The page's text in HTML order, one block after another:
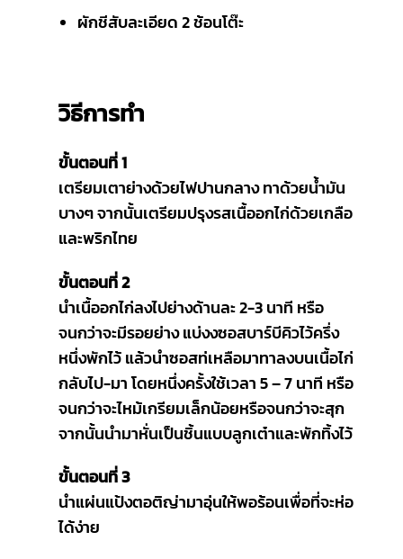
ผักชีสับละเอียด 2 ช้อนโต๊ะ
วิธีการทำ
ขั้นตอนที่ 1
เตรียมเตาย่างด้วยไฟปานกลาง ทาด้วยน้ำมัน
บางๆ จากนั้นเตรียมปรุงรสเนื้ออกไก่ด้วยเกลือ
และพริกไทย
ขั้นตอนที่ 2
นำเนื้ออกไก่ลงไปย่างด้านละ 2-3 นาที หรือ
จนกว่าจะมีรอยย่าง แบ่งงซอสบาร์บีคิวไว้ครึ่ง
หนึ่งพักไว้ แล้วนำซอสท่เหลือมาทาลงบนเนื้อไก่
กลับไป-มา โดยหนึ่งครั้งใช้เวลา 5 – 7 นาที หรือ
จนกว่าจะไหม้เกรียมเล็กน้อยหรือจนกว่าจะสุก
จากนั้นนำมาหั่นเป็นชิ้นแบบลูกเต๋าและพักทิ้งไว้
ขั้นตอนที่ 3
นำแผ่นแป้งตอติญ่ามาอุ่นให้พอร้อนเพื่อที่จะห่อ
ได้ง่าย